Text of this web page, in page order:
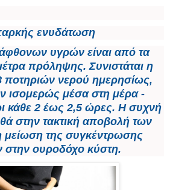
ενυδάτωση
υγρών είναι από τα
πρόληψης. Συνιστάται η
νερού ημερησίως,
ισομερώς μέσα στη μέρα -
κάθε 2 έως 2,5 ώρες. Η συχνή
στην τακτική αποβολή των
μείωση της συγκέντρωσης
στην ουροδόχο κύστη.